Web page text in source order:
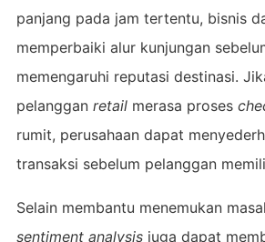
panjang pada jam tertentu, bisnis
memperbaiki alur kunjungan
memengaruhi reputasi destinasi.
pelanggan retailmerasa proses
rumit, perusahaan dapat
transaksi sebelum pelanggan
Selain membantu menemukan
sentiment analysisjuga dapat